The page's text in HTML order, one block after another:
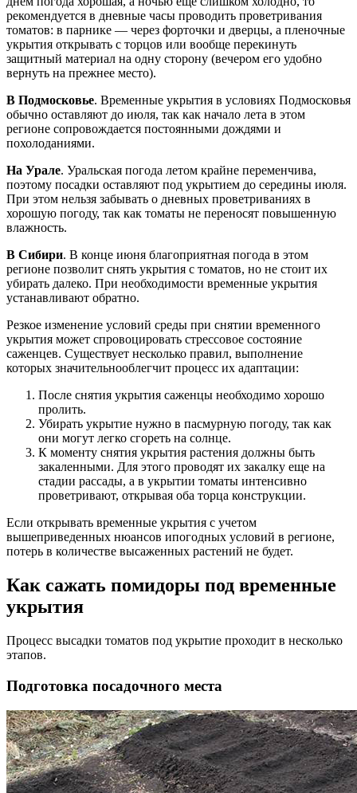
рекомендуется в дневные часы проводить проветривания
томатов: в парнике — через форточки и дверцы, а пленочные
укрытия открывать с торцов или вообще перекинуть
защитный материал на одну сторону (вечером его удобно
вернуть на прежнее место).
В Подмосковье. Временные укрытия в условиях Подмосковья
обычно оставляют до июля, так как начало лета в этом
регионе сопровождается постоянными дождями и
похолоданиями.
На Урале. Уральская погода летом крайне переменчива,
поэтому посадки оставляют под укрытием до середины июля.
При этом нельзя забывать о дневных проветриваниях в
хорошую погоду, так как томаты не переносят повышенную
влажность.
В Сибири. В конце июня благоприятная погода в этом
регионе позволит снять укрытия с томатов, но не стоит их
убирать далеко. При необходимости временные укрытия
устанавливают обратно.
Резкое изменение условий среды при снятии временного
укрытия может спровоцировать стрессовое состояние
саженцев. Существует несколько правил, выполнение
которых значительнооблегчит процесс их адаптации:
После снятия укрытия саженцы необходимо хорошо
пролить.
Убирать укрытие нужно в пасмурную погоду, так как
они могут легко сгореть на солнце.
К моменту снятия укрытия растения должны быть
закаленными. Для этого проводят их закалку еще на
стадии рассады, а в укрытии томаты интенсивно
проветривают, открывая оба торца конструкции.
Если открывать временные укрытия с учетом
вышеприведенных нюансов ипогодных условий в регионе,
потерь в количестве высаженных растений не будет.
Как сажать помидоры под временные
укрытия
Процесс высадки томатов под укрытие проходит в несколько
этапов.
Подготовка посадочного места